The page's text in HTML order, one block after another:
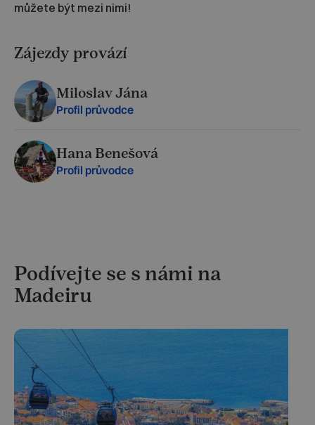
můžete být mezi nimi!
Zájezdy provází
Miloslav Jána
Profil průvodce
Hana Benešová
Profil průvodce
Podívejte se s námi na
Madeiru